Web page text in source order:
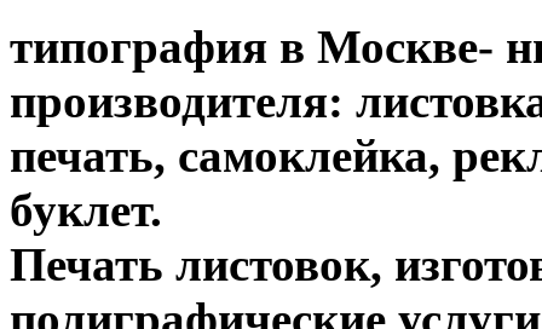
типография в Москве-
производителя:
печать, самоклейка,
буклет.
Печать листовок,
полиграфические